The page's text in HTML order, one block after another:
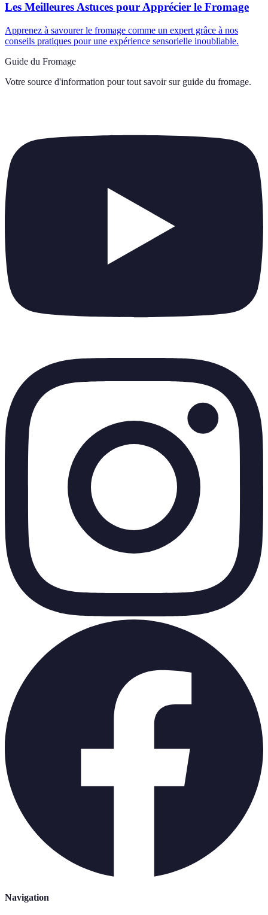
Les Meilleures Astuces pour Apprécier le Fromage
Apprenez à savourer le fromage comme un expert grâce à nos
conseils pratiques pour une expérience sensorielle inoubliable.
Guide du Fromage
Votre source d'information pour tout savoir sur guide du fromage.
Navigation